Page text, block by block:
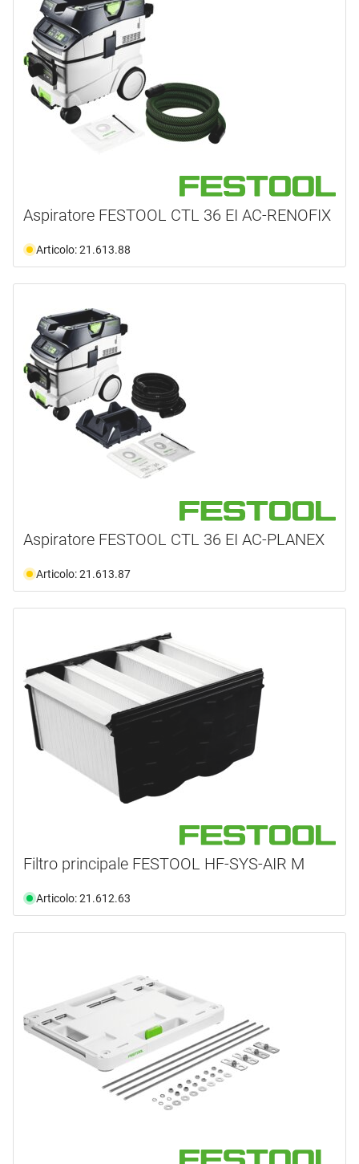
Aspiratore FESTOOL CTL 36 EI AC-RENOFIX
Articolo: 21.613.88
Aspiratore FESTOOL CTL 36 EI AC-PLANEX
Articolo: 21.613.87
Filtro principale FESTOOL HF-SYS-AIR M
Articolo: 21.612.63